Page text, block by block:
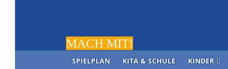
MACH MIT!
SPIELPLAN KITA & SCHULE KINDER